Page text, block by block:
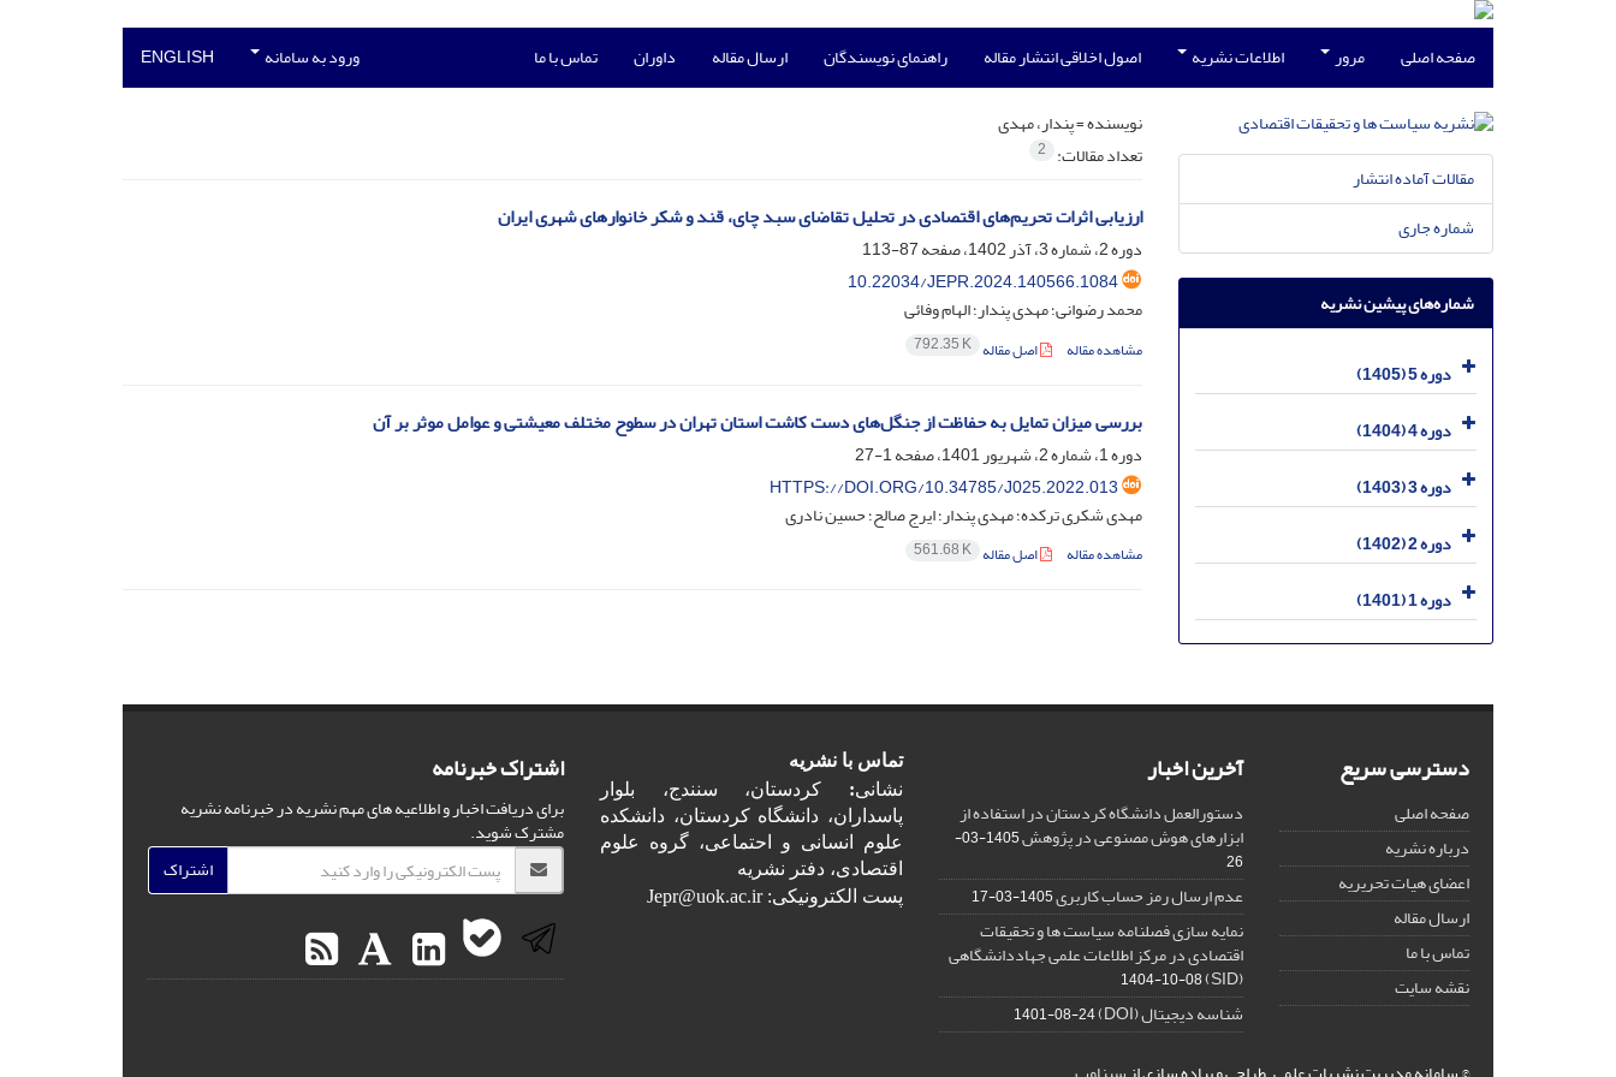
صفحه اصلی مرور اطلاعات نشریه اصول اخلاقی انتشار مقاله راهنمای نویسندگان ارسال مقاله داوران تماس با ما ورود به سامانه ENGLISH
نویسنده =پندار، مهدی
تعداد مقالات: 2
ارزیابی اثرات تحریم‌های اقتصادی در تحلیل تقاضای سبد چای، قند و شکر خانوارهای شهری ایران
دوره 2، شماره 3، آذر 1402، صفحه
87-113
10.22034/JEPR.2024.140566.1084
محمد رضوانی؛ مهدی پندار؛ الهام وفائی
مشاهده مقاله اصل مقاله 792.35 K
بررسی میزان تمایل به حفاظت از جنگل‌های دست کاشت استان تهران در سطوح مختلف معیشتی و عوامل موثر بر آن
دوره 1، شماره 2، شهریور 1401، صفحه
1-27
HTTPS://DOI.ORG/10.34785/J025.2022.013
مهدی شکری ترکده؛ مهدی پندار؛ ایرج صالح؛ حسین نادری
مشاهده مقاله اصل مقاله 561.68 K
مقالات آماده انتشار
شماره جاری
شماره‌های پیشین نشریه
دوره 5 (1405)
دوره 4 (1404)
دوره 3 (1403)
دوره 2 (1402)
دوره 1 (1401)
دسترسی سریع
صفحه اصلی
درباره نشریه
اعضای هیات تحریریه
ارسال مقاله
تماس با ما
نقشه سایت
آخرین اخبار
دستورالعمل دانشگاه کردستان در استفاده از
ابزارهای هوش مصنوعی در پژوهش
1405-03-
26
عدم ارسال رمز حساب کاربری1405-03-17
نمایه سازی فصلنامه سیاست ها و تحقیقات
اقتصادی در مرکز اطلاعات علمی جهاددانشگاهی
(SID)
1404-10-08
شناسه دیجیتال (DOI) 1401-08-24
تماس با نشریه
نشانی: کردستان، سنندج، بلوار
پاسداران، دانشگاه کردستان، دانشکده
علوم انسانی و احتماعی، گروه علوم
اقتصادی، دفتر نشریه
پست الکترونیکی: Jepr@uok.ac.ir
اشتراک خبرنامه
برای دریافت اخبار و اطلاعیه های مهم نشریه در خبرنامه نشریه
مشترک شوید.
اشتراک